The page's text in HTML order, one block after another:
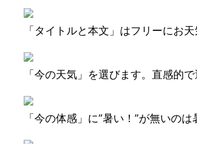
「タイトルと本文」はフリーにお
「今の天気」を選びます。直感的
「今の体感」に”暑い！”が無いの